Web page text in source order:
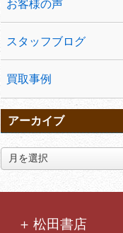
お客様の声
スタッフブログ
買取事例
アーカイブ
ア
ー
松田書店